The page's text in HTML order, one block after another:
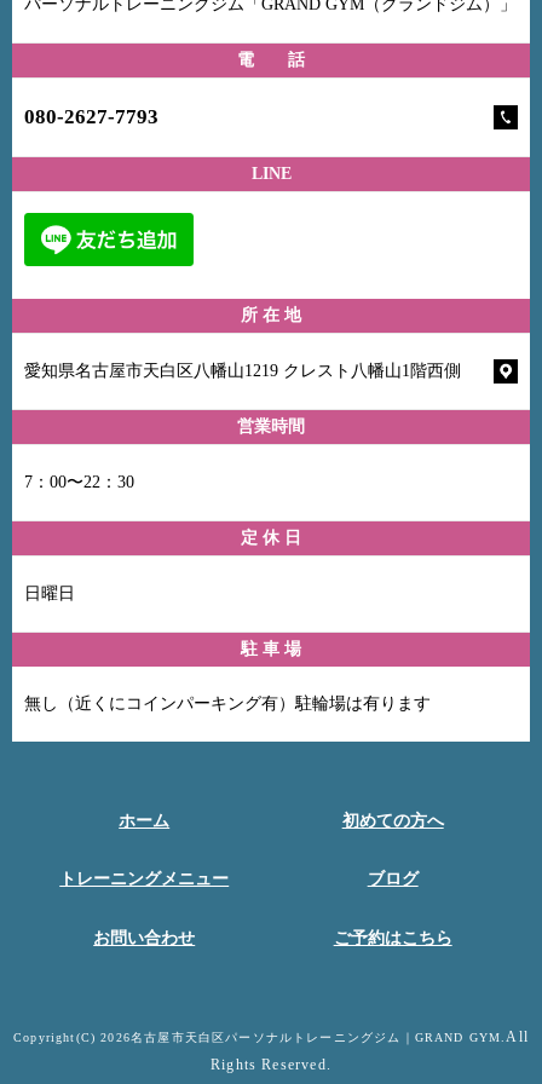
パーソナルトレーニングジム「GRAND GYM（グランドジム）」
電 話
080-2627-7793
LINE
所 在 地
愛知県名古屋市天白区八幡山1219 クレスト八幡山1階西側
営業時間
7：00〜22：30
定 休 日
日曜日
駐 車 場
無し（近くにコインパーキング有）駐輪場は有ります
ホーム 初めての方へ
トレーニングメニュー ブログ
お問い合わせ ご予約はこちら
Copyright(C) 2026名古屋市天白区パーソナルトレーニングジム｜GRAND GYM. All
Rights Reserved.